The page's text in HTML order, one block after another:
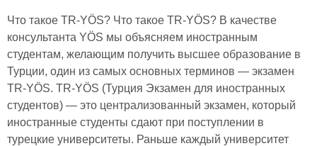
Что такое TR-YÖS? Что такое TR-YÖS? В качестве
консультанта YÖS мы объясняем иностранным
студентам, желающим получить высшее образование в
Турции, один из самых основных терминов — экзамен
TR-YÖS. TR-YÖS (Турция Экзамен для иностранных
студентов) — это централизованный экзамен, который
иностранные студенты сдают при поступлении в
турецкие университеты. Раньше каждый университет